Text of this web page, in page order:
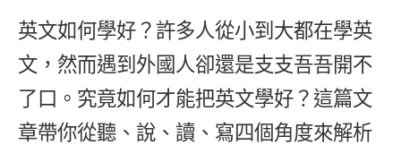
英文寫作
TED Talks
CNN聽力強化
兒童美語
數位學習教材
英文如何學好？許多人從小到大都在學英
文，然而遇到外國人卻還是支支吾吾開不
了口。究竟如何才能把英文學好？這篇文
章帶你從聽、說、讀、寫四個角度來解析